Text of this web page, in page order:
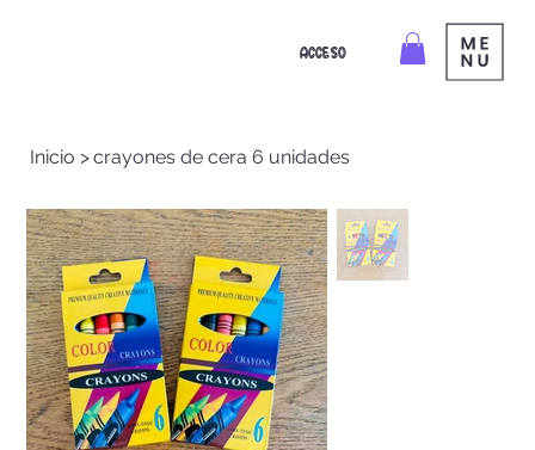
ACCESO
Inicio >crayones de cera 6 unidades